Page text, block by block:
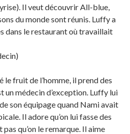
Il veut découvrir All-blue,
du monde sont réunis. Luffy a
dans le restaurant où travaillait
le fruit de l’homme, il prend des
un médecin d’exception. Luffy lui
son équipage quand Nami avait
Il adore qu’on lui fasse des
qu’on le remarque. Il aime